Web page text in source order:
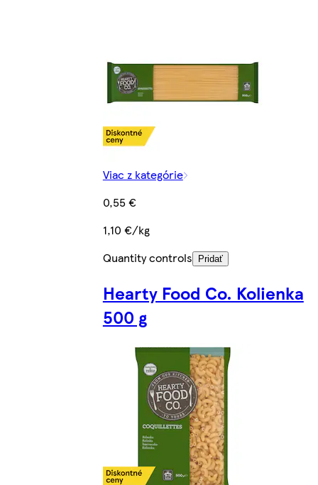
Viac z kategórie
0,55 €
1,10 €/kg
Quantity controls
Pridať
Hearty Food Co. Kolienka
500 g